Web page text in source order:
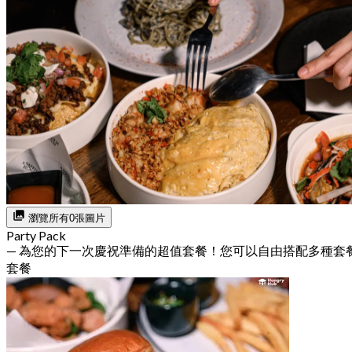
瀏覽所有0張圖片
Party Pack
— 為您的下一次慶祝準備的超值套餐！您可以自由搭配多種套
套餐